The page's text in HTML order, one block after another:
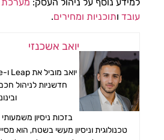
עובד ותוכניות ומחירים.
יואב אשכנזי
חדשניות לניהול
בזכות ניסיון
טכנולוגית וניסיון מעשי בשטח, הוא